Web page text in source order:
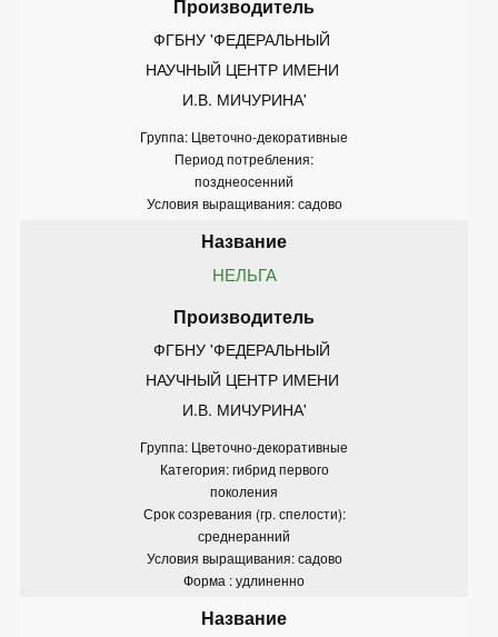
ФГБНУ 'ФЕДЕРАЛЬНЫЙ
НАУЧНЫЙ ЦЕНТР ИМЕНИ
И.В. МИЧУРИНА'
Группа: Цветочно-декоративные
Период потребления:
позднеосенний
Условия выращивания: садово
НЕЛЬГА
ФГБНУ 'ФЕДЕРАЛЬНЫЙ
НАУЧНЫЙ ЦЕНТР ИМЕНИ
И.В. МИЧУРИНА'
Группа: Цветочно-декоративные
Категория: гибрид первого
поколения
Срок созревания (гр. спелости):
среднеранний
Условия выращивания: садово
Форма : удлиненно